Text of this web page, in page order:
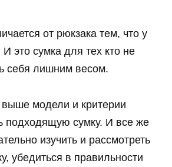
от рюкзака тем, что у
это сумка для тех кто не
себя лишним весом.
модели и критерии
подходящую сумку. И все же
изучить и рассмотреть
убедиться в правильности